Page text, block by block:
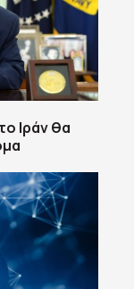
Ιράν θα